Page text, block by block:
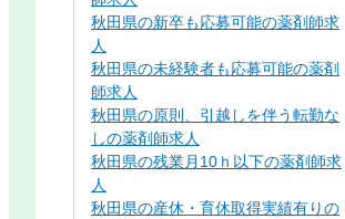
秋田県の新卒も応募可能の薬剤師求
人
秋田県の未経験者も応募可能の薬剤
師求人
秋田県の原則、引越しを伴う転勤な
しの薬剤師求人
秋田県の残業月10ｈ以下の薬剤師求
人
秋田県の産休・育休取得実績有りの